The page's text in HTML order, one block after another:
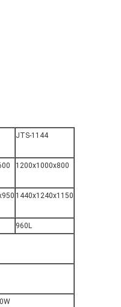
JTS-1144
1200x1000x800
1440x1240x1150
960L